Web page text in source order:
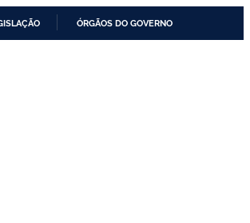
ÓRGÃOS DO GOVERNO